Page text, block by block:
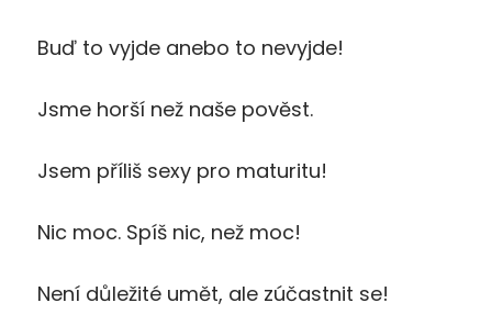
Buď to vyjde anebo to nevyjde!
Jsme horší než naše pověst.
Jsem příliš sexy pro maturitu!
Nic moc. Spíš nic, než moc!
Není důležité umět, ale zúčastnit se!